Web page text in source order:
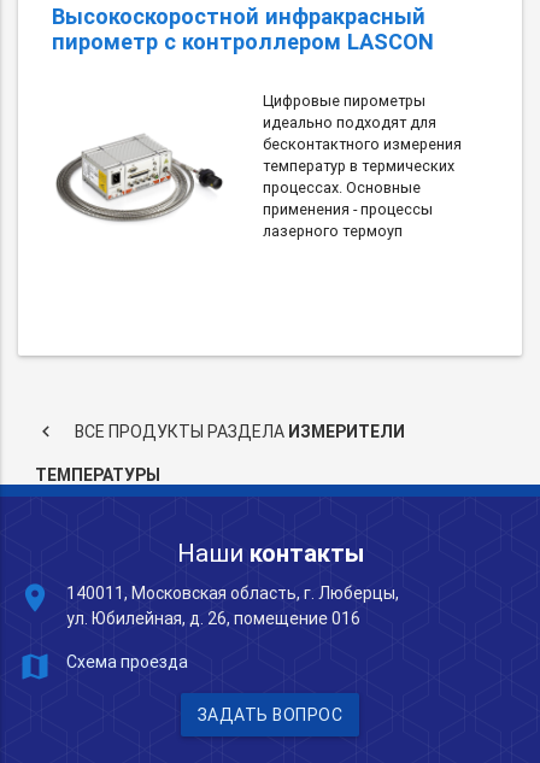
Высокоскоростной инфракрасный
пирометр с контроллером LASCON
Цифровые пирометры
идеально подходят для
бесконтактного измерения
температур в термических
процессах. Основные
применения - процессы
лазерного термоуп
keyboard_arrow_left ВСЕ ПРОДУКТЫ РАЗДЕЛА ИЗМЕРИТЕЛИ
ТЕМПЕРАТУРЫ
Наши контакты
place
140011, Московская область, г. Люберцы,
ул. Юбилейная, д. 26, помещение 016
map Схема проезда
ЗАДАТЬ ВОПРОС